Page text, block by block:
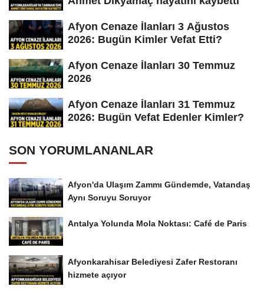
Afyon Cenaze İlanları 3 Ağustos
2026: Bugün Kimler Vefat Etti?
Afyon Cenaze İlanları 30 Temmuz
2026
Afyon Cenaze İlanları 31 Temmuz
2026: Bugün Vefat Edenler Kimler?
SON YORUMLANANLAR
Afyon'da Ulaşım Zammı Gündemde, Vatandaş
Aynı Soruyu Soruyor
Antalya Yolunda Mola Noktası: Café de Paris
Afyonkarahisar Belediyesi Zafer Restoranı
hizmete açıyor